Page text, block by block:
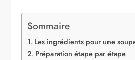
Sommaire
Les ingrédients pour une
Préparation étape par étape